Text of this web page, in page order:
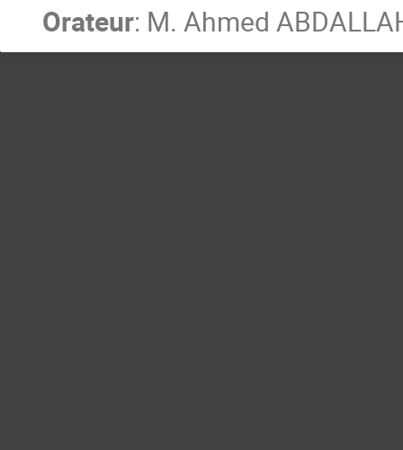
Orateur: M. Ahmed